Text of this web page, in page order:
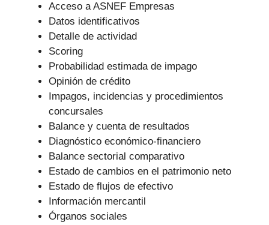
Acceso a ASNEF Empresas
Datos identificativos
Detalle de actividad
Scoring
Probabilidad estimada de impago
Opinión de crédito
Impagos, incidencias y procedimientos
concursales
Balance y cuenta de resultados
Diagnóstico económico-financiero
Balance sectorial comparativo
Estado de cambios en el patrimonio neto
Estado de flujos de efectivo
Información mercantil
Órganos sociales